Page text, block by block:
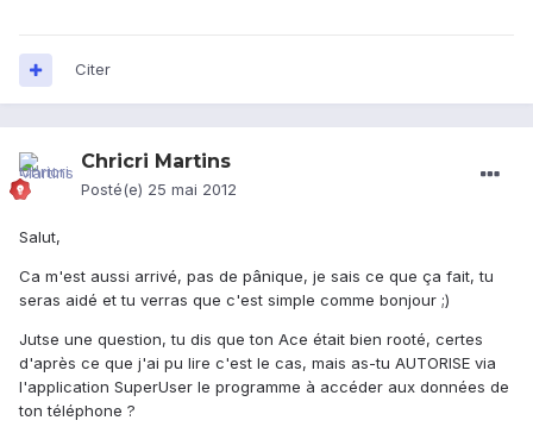
Citer
Chricri Martins
Posté(e) 25 mai 2012
Salut,
Ca m'est aussi arrivé, pas de pânique, je sais ce que ça fait, tu
seras aidé et tu verras que c'est simple comme bonjour ;)
Jutse une question, tu dis que ton Ace était bien rooté, certes
d'après ce que j'ai pu lire c'est le cas, mais as-tu AUTORISE via
l'application SuperUser le programme à accéder aux données de
ton téléphone ?